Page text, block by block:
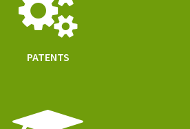
PATENTS